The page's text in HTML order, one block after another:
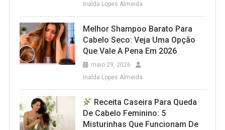
Inalda Lopes Almeida
Melhor Shampoo Barato Para
Cabelo Seco: Veja Uma Opção
Que Vale A Pena Em 2026
maio 29, 2026
Inalda Lopes Almeida
Receita Caseira Para Queda
De Cabelo Feminino: 5
Misturinhas Que Funcionam De